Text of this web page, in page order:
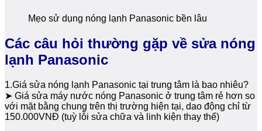
Mẹo sử dụng nóng lạnh Panasonic bền lâu
Các câu hỏi thường gặp về sửa nóng
lạnh Panasonic
1.Giá sửa nóng lạnh Panasonic tại trung tâm là bao nhiêu?
➤ Giá sửa máy nước nóng Panasonic ở trung tâm rẻ hơn so
với mặt bằng chung trên thị trường hiện tại, dao động chỉ từ
150.000VNĐ (tuỳ lỗi sửa chữa và linh kiện thay thế)